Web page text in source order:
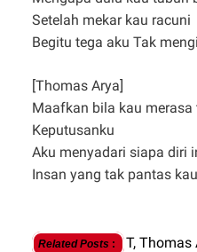
Setelah mekar kau racuni
Begitu tega aku Tak
[Thomas Arya]
Maafkan bila kau merasa
Keputusanku
Aku menyadari siapa diri
Insan yang tak pantas
Related Posts : T, Thomas